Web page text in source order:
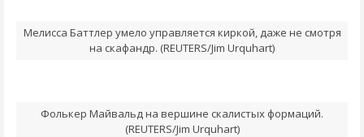
Мелисса Баттлер умело управляется киркой, даже не смотря
на скафандр. (REUTERS/Jim Urquhart)
Фолькер Майвальд на вершине скалистых формаций.
(REUTERS/Jim Urquhart)